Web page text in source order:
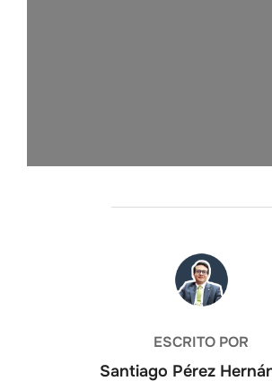
AUTOR DE LA
ESCRITO POR
Santiago Pérez